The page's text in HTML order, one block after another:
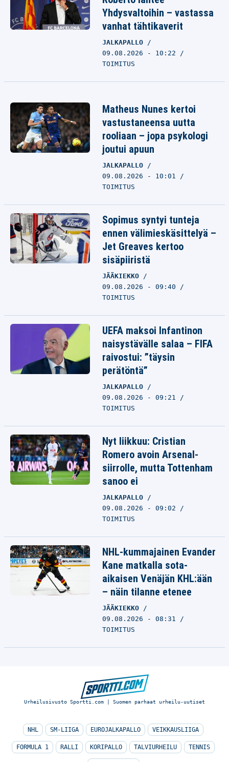
Yhdysvaltoihin – vastassa
vanhat tähtikaverit
JALKAPALLO
09.08.2026 - 10:22
TOIMITUS
Matheus Nunes kertoi
vastustaneensa uutta
rooliaan – jopa psykologi
joutui apuun
JALKAPALLO
09.08.2026 - 10:01
TOIMITUS
Sopimus syntyi tunteja
ennen välimieskäsittelyä –
Jet Greaves kertoo
sisäpiiristä
JÄÄKIEKKO
09.08.2026 - 09:40
TOIMITUS
UEFA maksoi Infantinon
naisystävälle salaa – FIFA
raivostui: ”täysin
perätöntä”
JALKAPALLO
09.08.2026 - 09:21
TOIMITUS
Nyt liikkuu: Cristian
Romero avoin Arsenal-
siirrolle, mutta Tottenham
sanoo ei
JALKAPALLO
09.08.2026 - 09:02
TOIMITUS
NHL-kummajainen Evander
Kane matkalla sota-
aikaisen Venäjän KHL:ään
– näin tilanne etenee
JÄÄKIEKKO
09.08.2026 - 08:31
TOIMITUS
Urheilusivusto Sportti.com | Suomen parhaat urheilu-uutiset
NHL SM-LIIGA EUROJALKAPALLO VEIKKAUSLIIGA
FORMULA 1 RALLI KORIPALLO TALVIURHEILU TENNIS